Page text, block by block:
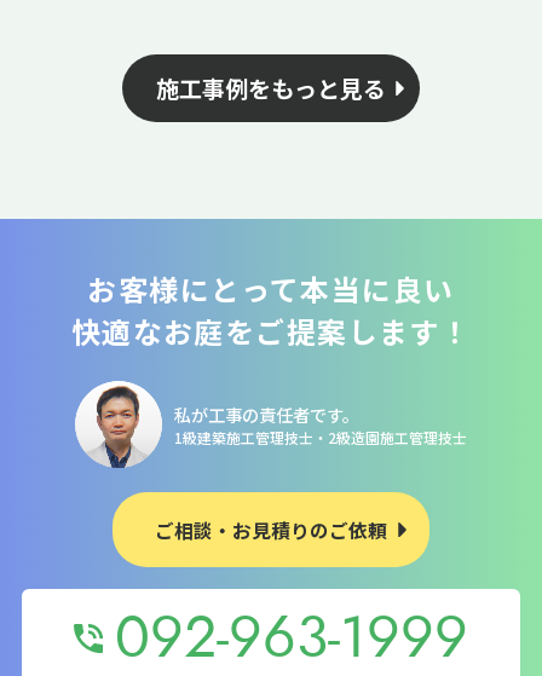
施工事例をもっと見る
お客様にとって本当に良い
快適なお庭をご提案します！
私が工事の責任者です。
1級建築施工管理技士・2級造園施工管理技士
ご相談・お見積りのご依頼
092-963-1999